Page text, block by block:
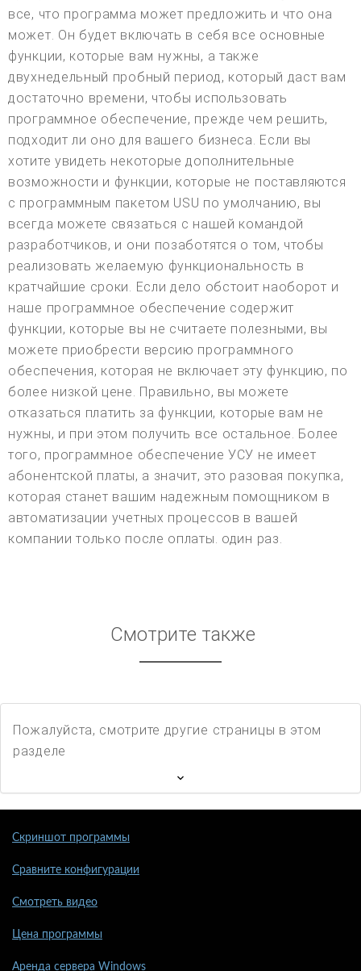
все, что программа может предложить и что она
может. Он будет включать в себя все основные
функции, которые вам нужны, а также
двухнедельный пробный период, который даст вам
достаточно времени, чтобы использовать
программное обеспечение, прежде чем решить,
подходит ли оно для вашего бизнеса. Если вы
хотите увидеть некоторые дополнительные
возможности и функции, которые не поставляются
с программным пакетом USU по умолчанию, вы
всегда можете связаться с нашей командой
разработчиков, и они позаботятся о том, чтобы
реализовать желаемую функциональность в
кратчайшие сроки. Если дело обстоит наоборот и
наше программное обеспечение содержит
функции, которые вы не считаете полезными, вы
можете приобрести версию программного
обеспечения, которая не включает эту функцию, по
более низкой цене. Правильно, вы можете
отказаться платить за функции, которые вам не
нужны, и при этом получить все остальное. Более
того, программное обеспечение УСУ не имеет
абонентской платы, а значит, это разовая покупка,
которая станет вашим надежным помощником в
автоматизации учетных процессов в вашей
компании только после оплаты. один раз.
Смотрите также
Пожалуйста, смотрите другие страницы в этом
разделе
Скриншот программы
Сравните конфигурации
Смотреть видео
Цена программы
Аренда сервера Windows